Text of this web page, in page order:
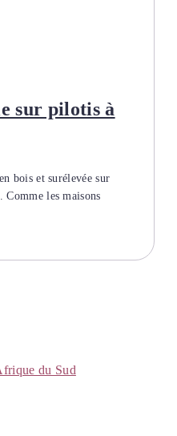
sur pilotis à
bois et surélevée sur
les maisons
du Sud